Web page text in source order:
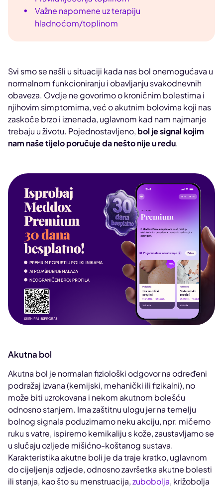
Važne napomene uz terapiju
hladnoćom/toplinom
Svi smo se našli u situaciji kada nas bol onemogućava u
normalnom funkcioniranju i obavljanju svakodnevnih
obaveza. Ovdje ne govorimo o kroničnim bolestima i
njihovim simptomima, već o akutnim bolovima koji nas
zaskoče brzo i iznenada, uglavnom kad nam najmanje
trebaju u životu. Pojednostavljeno, bol je signal kojim
nam naše tijelo poručuje da nešto nije u redu.
Akutna bol
Akutna bol je normalan fiziološki odgovor na određeni
podražaj izvana (kemijski, mehanički ili fizikalni), no
može biti uzrokovana i nekom akutnom bolešću
odnosno stanjem. Ima zaštitnu ulogu jer na temelju
bolnog signala poduzimamo neku akciju, npr. mičemo
ruku s vatre, ispiremo kemikaliju s kože, zaustavljamo se
u slučaju ozljede mišićno-koštanog sustava.
Karakteristika akutne boli je da traje kratko, uglavnom
do cijeljenja ozljede, odnosno završetka akutne bolesti
ili stanja, kao što su menstruacija,zubobolja, križobolja